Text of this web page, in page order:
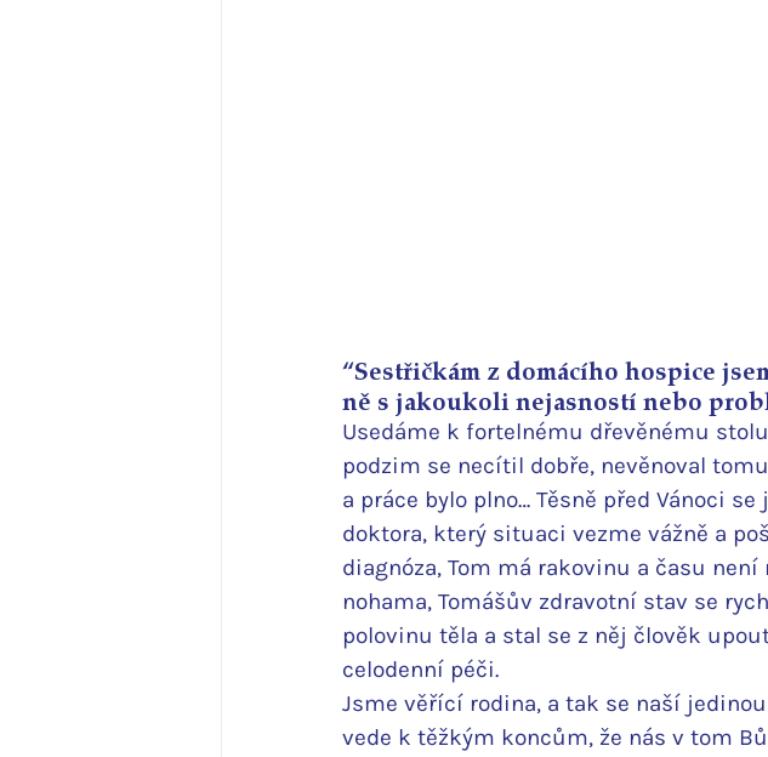
“Sestřičkám z domácího hospice
ně s jakoukoli nejasností nebo
Usedáme k fortelnému dřevěnému
podzim se necítil dobře, nevěnoval
a práce bylo plno… Těsně před Vánoci
doktora, který situaci vezme vážně a
diagnóza, Tom má rakovinu a času
nohama, Tomášův zdravotní stav se
polovinu těla a stal se z něj člověk
celodenní péči.
Jsme věřící rodina, a tak se naší
vede k těžkým koncům, že nás v tom